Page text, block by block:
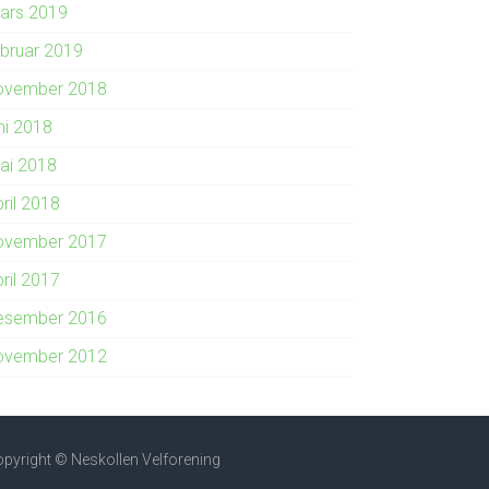
2019
2019
2018
2018
2018
2018
2017
2017
2016
2012
© Neskollen Velforening